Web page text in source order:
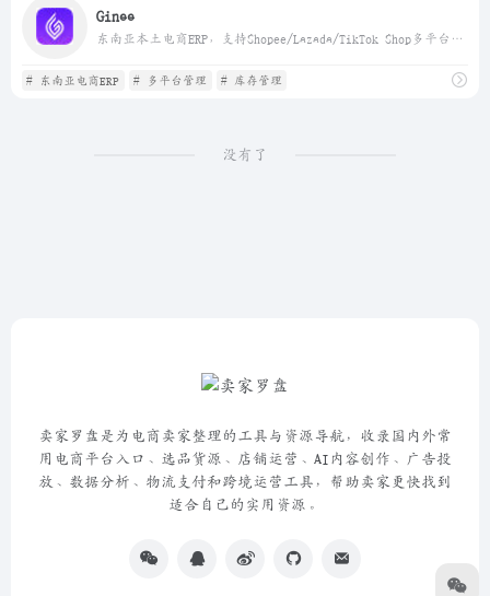
Ginee
东南亚本土电商ERP，支持Shopee/Lazada/TikTok Shop多平台统一管理库存和订单
# 东南亚电商ERP # 多平台管理 # 库存管理
没有了
卖家罗盘是为电商卖家整理的工具与资源导航，收录国内外常
用电商平台入口、选品货源、店铺运营、AI内容创作、广告投
放、数据分析、物流支付和跨境运营工具，帮助卖家更快找到
适合自己的实用资源。